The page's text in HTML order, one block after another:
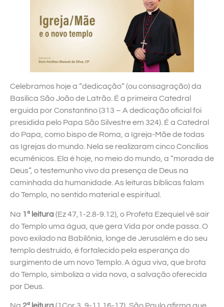
Celebramos hoje a “dedicação” (ou consagração) da
Basílica São João de Latrão. É a primeira Catedral
erguida por Constantino (313 – A dedicação oficial foi
presidida pelo Papa São Silvestre em 324). É a Catedral
do Papa, como bispo de Roma, a Igreja-Mãe de todas
as Igrejas do mundo. Nela se realizaram cinco Concílios
ecumênicos. Ela é hoje, no meio do mundo, a “morada de
Deus”, o testemunho vivo da presença de Deus na
caminhada da humanidade. As leituras bíblicas falam
do Templo, no sentido material e espiritual.
Na 1ª leitura (Ez 47,1-2.8-9.12), o Profeta Ezequiel vê sair
do Templo uma água, que gera Vida por onde passa. O
povo exilado na Babilônia, longe de Jerusalém e do seu
templo destruído, é fortalecido pela esperança do
surgimento de um novo Templo. A água viva, que brota
do Templo, simboliza a vida nova, a salvação oferecida
por Deus.